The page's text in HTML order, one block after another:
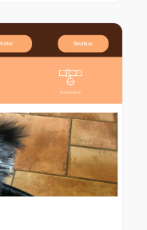
und
„Paul
werden
und der